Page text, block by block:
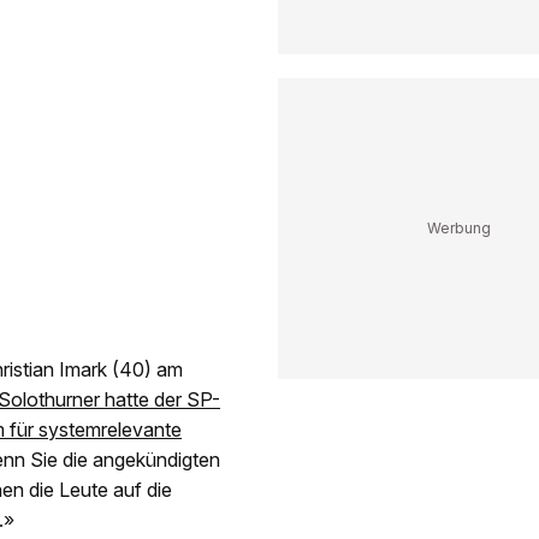
Imark (40) am
hatte der SP-
für systemrelevante
Sie die angekündigten
die Leute auf die